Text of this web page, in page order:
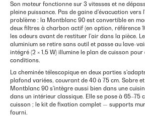
Son moteur fonctionne sur 3 vitesses et ne
pleine puissance. Pas de gaine d'évacuation vers
problème : la Montblanc 90 est convertible en
deux filtres à charbon actif (en option, référence
les odeurs avant de restituer l'air dans la pièce.
aluminium se retire sans outil et passe au lave-
intégré (2 × 1,5 W) illumine le plan de cuisson
conditions.
La cheminée télescopique en deux parties
plafond variées, couvrant de 40 à 75 cm. Sobre
Montblanc 90 s'intègre aussi bien dans une
dans un intérieur classique. Elle se pose à 65–75
cuisson ; le kit de fixation complet — supports
fourni.